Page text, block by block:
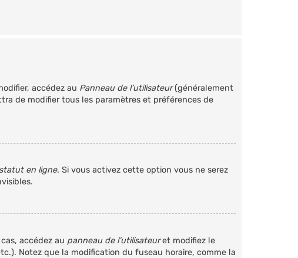
accédez au Panneau de l’utilisateur(généralement
de modifier tous les paramètres et préférences de
en ligne. Si vous activez cette option vous ne serez
accédez au panneau de l’utilisateuret modifiez le
Notez que la modification du fuseau horaire, comme la